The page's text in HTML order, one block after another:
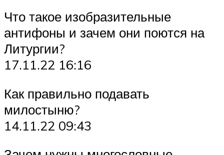
Что такое изобразительные
антифоны и зачем они поются на
Литургии?
17.11.22 16:16
Как правильно подавать
милостыню?
14.11.22 09:43